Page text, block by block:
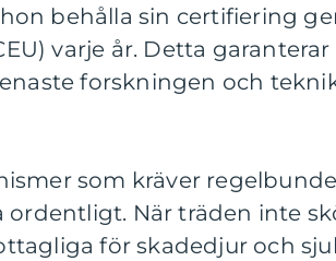
behålla sin certifiering
varje år. Detta garanterar
forskningen och
som kräver
ordentligt. När träden inte
för skadedjur och